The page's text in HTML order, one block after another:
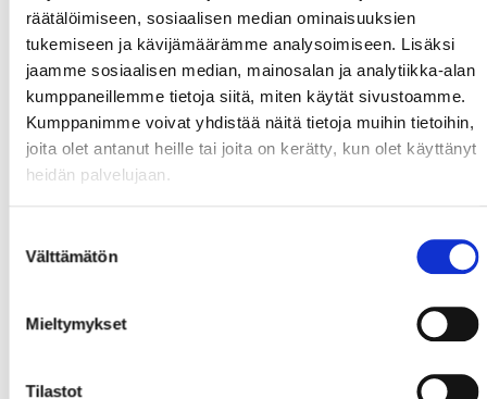
räätälöimiseen, sosiaalisen median ominaisuuksien
tukemiseen ja kävijämäärämme analysoimiseen. Lisäksi
jaamme sosiaalisen median, mainosalan ja analytiikka-alan
kumppaneillemme tietoja siitä, miten käytät sivustoamme.
Kumppanimme voivat yhdistää näitä tietoja muihin tietoihin,
joita olet antanut heille tai joita on kerätty, kun olet käyttänyt
heidän palvelujaan.
valinta
Välttämätön
Mieltymykset
Tilastot